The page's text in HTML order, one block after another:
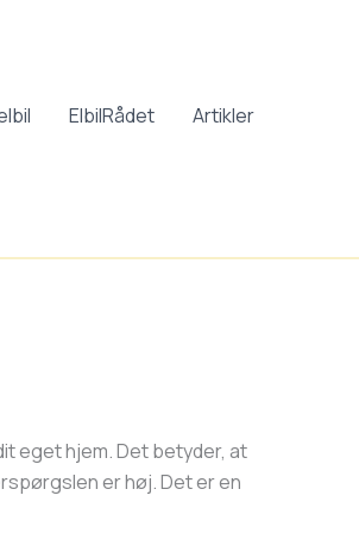
ElbilRådet Artikler
eget hjem. Det betyder, at
er høj. Det er en